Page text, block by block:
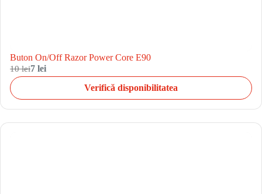
Buton On/Off Razor Power Core E90
10 lei7 lei
Verifică disponibilitatea